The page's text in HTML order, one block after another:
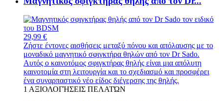
29,99 €
Ζήστε έντονες αισθήσεις μεταξύ πόνου και απόλαυσης με το
μοναδικό μαγνητικό σφιγκτήρα θηλών από τον Dr Sado.
Αυτός ο καινοτόμος σφιγκτήρας θηλής είναι μια απόλυτη
καινοτομία στη λειτουργία και το σχεδιασμό και προσφέρει
ένα συναρπαστικό νέο είδος διέγερσης της θηλής.
1 ΑΞΙΟΛΟΓΉΣΕΙΣ ΠΕΛΑΤΏΝ